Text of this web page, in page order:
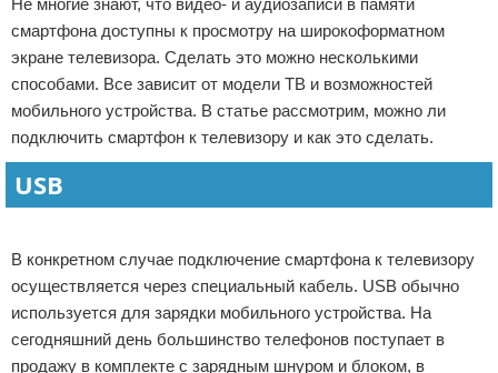
Программное обеспечение
Для автомобиля
Разное
Отказ от ответственности
Не многие знают, что видео- и аудиозаписи в памяти
смартфона доступны к просмотру на широкоформатном
экране телевизора. Сделать это можно несколькими
способами. Все зависит от модели ТВ и возможностей
мобильного устройства. В статье рассмотрим, можно ли
подключить смартфон к телевизору и как это сделать.
USB
В конкретном случае подключение смартфона к телевизору
осуществляется через специальный кабель. USB обычно
используется для зарядки мобильного устройства. На
сегодняшний день большинство телефонов поступает в
продажу в комплекте с зарядным шнуром и блоком, в